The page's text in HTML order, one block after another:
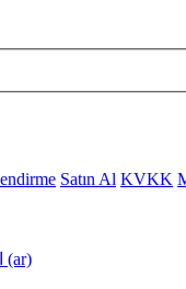
Satın Al KVKK
العربية ‎(ar)‎